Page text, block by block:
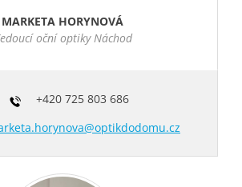
MARKETA HORYNOVÁ
oční optiky Náchod
+420 725 803 686